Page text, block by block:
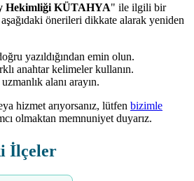
Hekimliği KÜTAHYA" ile ilgili bir
önerileri dikkate alarak yeniden
yazıldığından emin olun.
anahtar kelimeler kullanın.
alanı arayın.
hizmet arıyorsanız, lütfen bizimle
olmaktan memnuniyet duyarız.
İlçeler